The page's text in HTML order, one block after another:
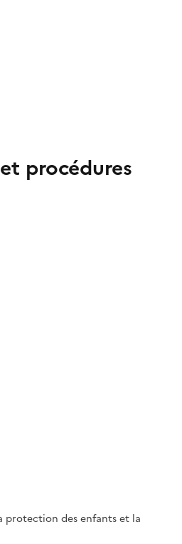
procédures
protection des enfants et la